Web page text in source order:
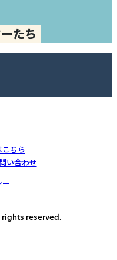
たち
ちら
い合わせ
ー
reserved.